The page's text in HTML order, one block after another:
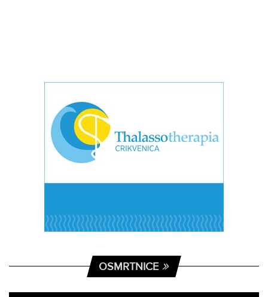
OSMRTNICE